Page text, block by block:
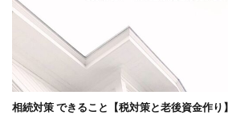
相続対策 できること【税対策と老後資金作り】